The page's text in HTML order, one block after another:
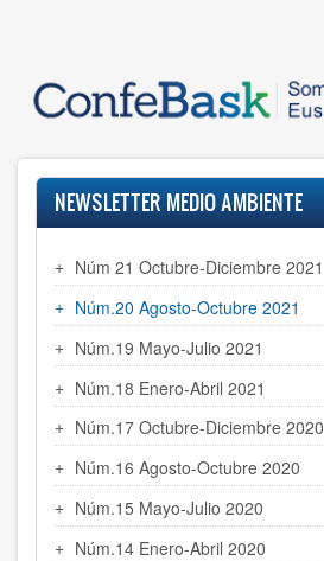
principal
NEWSLETTER MEDIO AMBIENTE
Núm 21 Octubre-Diciembre 2021
Núm.20 Agosto-Octubre 2021
Núm.19 Mayo-Julio 2021
Núm.18 Enero-Abril 2021
Núm.17 Octubre-Diciembre 2020
Núm.16 Agosto-Octubre 2020
Núm.15 Mayo-Julio 2020
Núm.14 Enero-Abril 2020